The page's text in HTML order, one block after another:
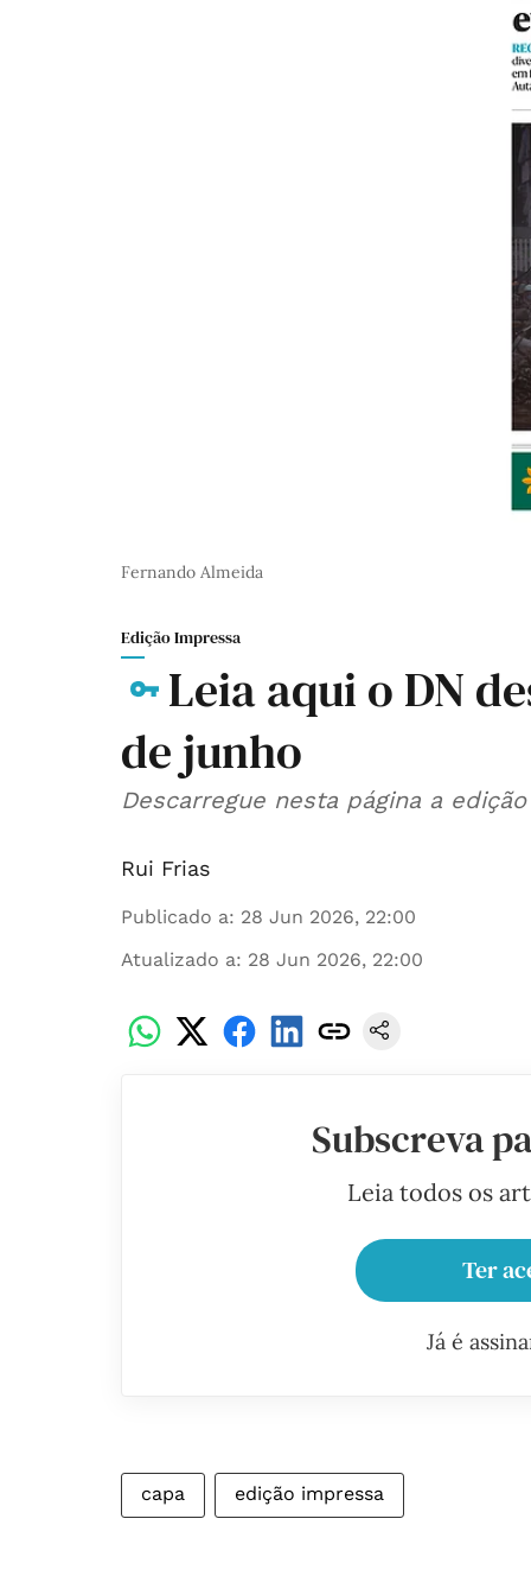
Fernando Almeida
Edição Impressa
Leia aqui o DN
de junho
Descarregue nesta página a
Rui Frias
Publicado a: 28 Jun 2026, 22:00
Atualizado a: 28 Jun 2026, 22:00
Subscreva
Leia todos os
Ter
Já é
capa edição impressa